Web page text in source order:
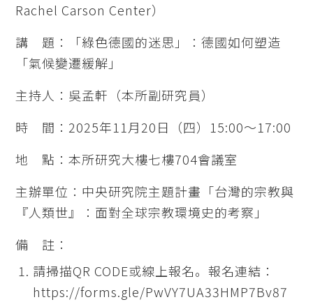
Rachel Carson Center）
講 題：「綠色德國的迷思」：德國如何塑造
「氣候變遷緩解」
主持人：吳孟軒（本所副研究員）
時 間：2025年11月20日（四）15:00～17:00
地 點：本所研究大樓七樓704會議室
主辦單位：中央研究院主題計畫「台灣的宗教與
『人類世』：面對全球宗教環境史的考察」
備 註：
請掃描QR CODE或線上報名。報名連結：
https://forms.gle/PwVY7UA33HMP7Bv87